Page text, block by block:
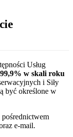
Usług
99,9% w skali roku
i Siły
być określone w
pośrednictwem
e-mail.